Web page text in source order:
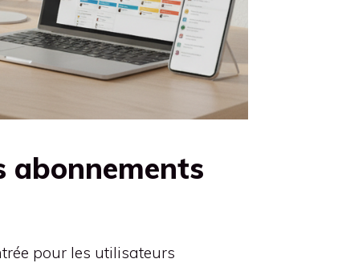
abonnements
pour les utilisateurs